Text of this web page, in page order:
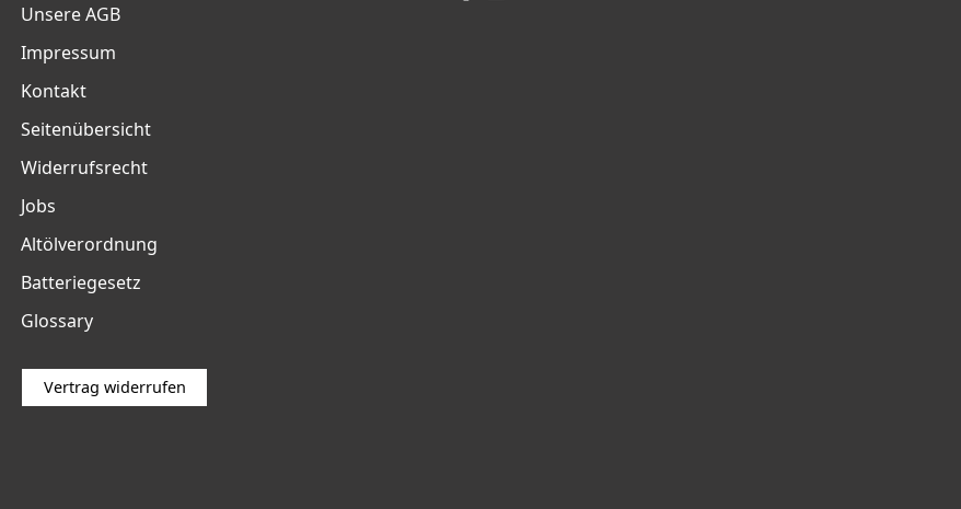
Unsere AGB
Impressum
Kontakt
Seitenübersicht
Widerrufsrecht
Jobs
Altölverordnung
Batteriegesetz
Glossary
Vertrag widerrufen